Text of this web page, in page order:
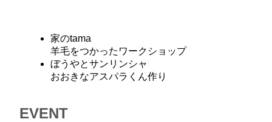
家のtama
羊毛をつかったワークショップ
ぼうやとサンリンシャ
おおきなアスパラくん作り
EVENT